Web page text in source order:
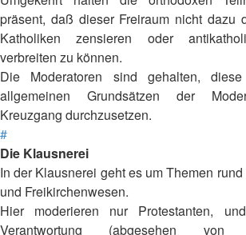
präsent, daß dieser Freiraum nicht dazu
Katholiken zensieren oder
verbreiten zu können.
Die Moderatoren sind gehalten,
allgemeinen Grundsätzen der
Kreuzgang durchzusetzen.
#
Die Klausnerei
In der Klausnerei geht es um Themen
und Freikirchenwesen.
Hier moderieren nur Protestanten,
Verantwortung (abgesehen von